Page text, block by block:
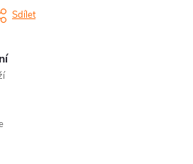
Sdílet